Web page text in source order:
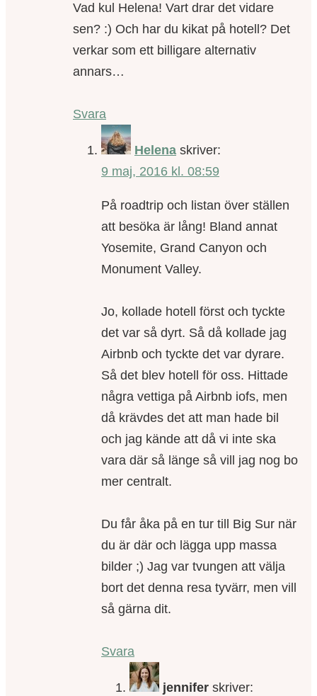
Vad kul Helena! Vart drar det vidare
sen? :) Och har du kikat på hotell? Det
verkar som ett billigare alternativ
annars…
Svara
Helena skriver:
9 maj, 2016 kl. 08:59
På roadtrip och listan över ställen
att besöka är lång! Bland annat
Yosemite, Grand Canyon och
Monument Valley.
Jo, kollade hotell först och tyckte
det var så dyrt. Så då kollade jag
Airbnb och tyckte det var dyrare.
Så det blev hotell för oss. Hittade
några vettiga på Airbnb iofs, men
då krävdes det att man hade bil
och jag kände att då vi inte ska
vara där så länge så vill jag nog bo
mer centralt.
Du får åka på en tur till Big Sur när
du är där och lägga upp massa
bilder ;) Jag var tvungen att välja
bort det denna resa tyvärr, men vill
så gärna dit.
Svara
jennifer skriver: